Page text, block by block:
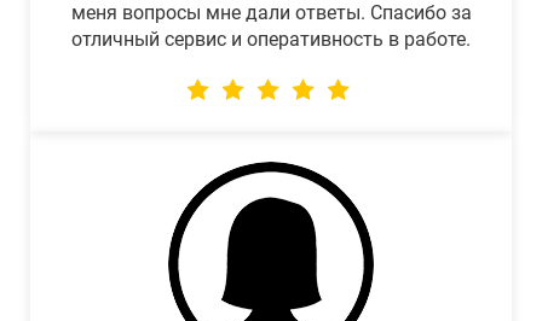
меня вопросы мне дали ответы. Спасибо за
отличный сервис и оперативность в работе.